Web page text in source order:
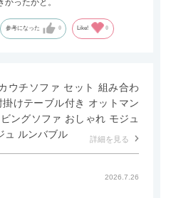
ったかと。
参考になった 0 Like! 0
ウチソファ セット 組み合わ
けテーブル付き オットマン
ングソファ おしゃれ モジュ
ュ ルンバブル
詳細を見る
2026.7.26